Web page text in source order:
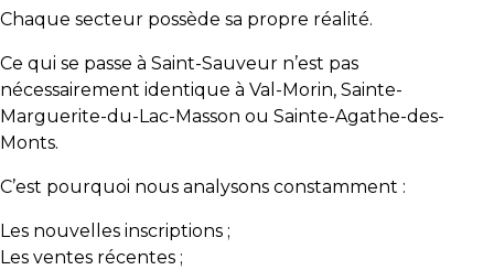
Chaque secteur possède sa propre réalité.
Ce qui se passe à Saint-Sauveur n’est pas
nécessairement identique à Val-Morin, Sainte-
Marguerite-du-Lac-Masson ou Sainte-Agathe-des-
Monts.
C’est pourquoi nous analysons constamment :
Les nouvelles inscriptions ;
Les ventes récentes ;